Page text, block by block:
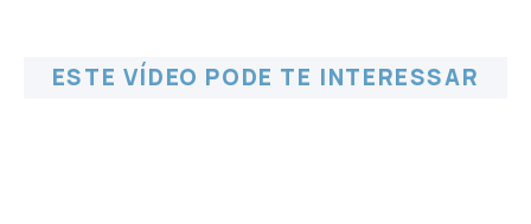
ESTE VÍDEO PODE TE INTERESSAR